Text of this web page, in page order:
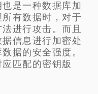
是一种数据库加
有数据时，对于
进行攻击。而且
信息进行加密处
据的安全强度。
匹配的密钥版